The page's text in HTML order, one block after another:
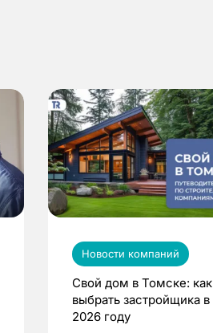
Новости компаний
Свой дом в Томске: как
выбрать застройщика в
2026 году